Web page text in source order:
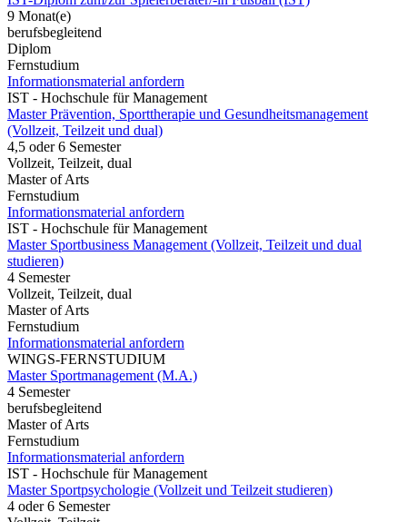
9 Monat(e)
berufsbegleitend
Diplom
Fernstudium
Informationsmaterial anfordern
IST - Hochschule für Management
Master Prävention, Sporttherapie und Gesundheitsmanagement
(Vollzeit, Teilzeit und dual)
4,5 oder 6 Semester
Vollzeit, Teilzeit, dual
Master of Arts
Fernstudium
Informationsmaterial anfordern
IST - Hochschule für Management
Master Sportbusiness Management (Vollzeit, Teilzeit und dual
studieren)
4 Semester
Vollzeit, Teilzeit, dual
Master of Arts
Fernstudium
Informationsmaterial anfordern
WINGS-FERNSTUDIUM
Master Sportmanagement (M.A.)
4 Semester
berufsbegleitend
Master of Arts
Fernstudium
Informationsmaterial anfordern
IST - Hochschule für Management
Master Sportpsychologie (Vollzeit und Teilzeit studieren)
4 oder 6 Semester